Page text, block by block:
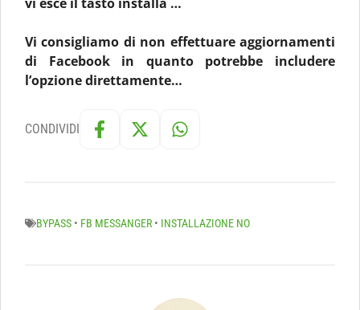
Vi consigliamo di non effettuare aggiornamenti
di Facebook in quanto potrebbe includere
l’opzione direttamente…
CONDIVIDI
BYPASS • FB MESSANGER • INSTALLAZIONE NO